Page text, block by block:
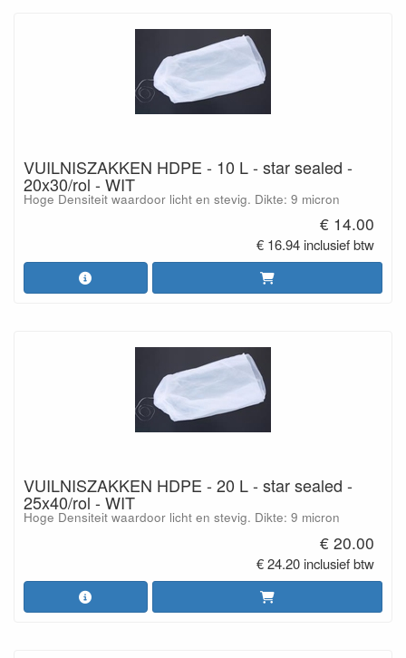
VUILNISZAKKEN HDPE - 10 L - star sealed -
20x30/rol - WIT
Hoge Densiteit waardoor licht en stevig. Dikte: 9 micron
€ 14.00
€ 16.94 inclusief btw
VUILNISZAKKEN HDPE - 20 L - star sealed -
25x40/rol - WIT
Hoge Densiteit waardoor licht en stevig. Dikte: 9 micron
€ 20.00
€ 24.20 inclusief btw